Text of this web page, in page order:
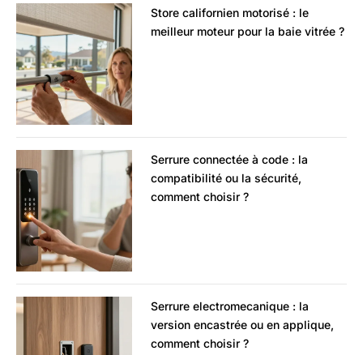
Store californien motorisé : le
meilleur moteur pour la baie vitrée ?
Serrure connectée à code : la
compatibilité ou la sécurité,
comment choisir ?
Serrure electromecanique : la
version encastrée ou en applique,
comment choisir ?